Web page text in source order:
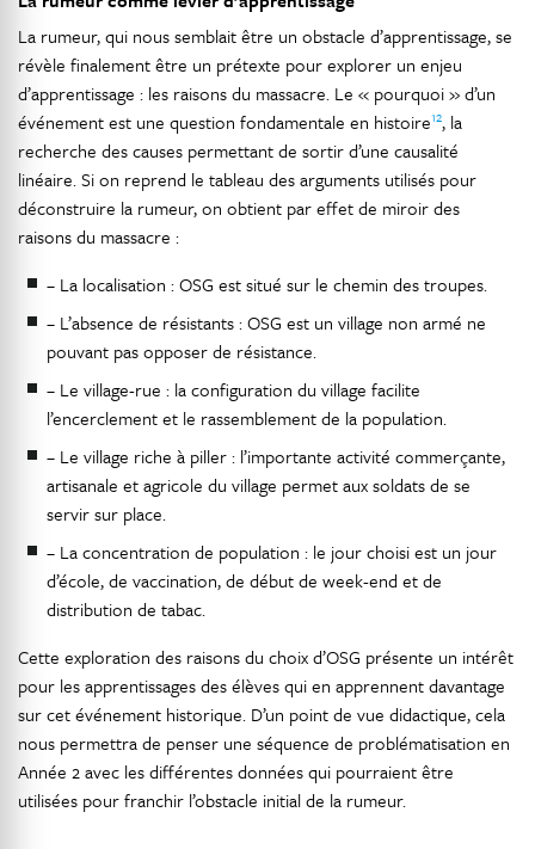
La rumeur, qui nous semblait être un obstacle d’apprentissage, se
révèle finalement être un prétexte pour explorer un enjeu
d’apprentissage : les raisons du massacre. Le « pourquoi » d’un
événement est une question fondamentale en histoire12, la
recherche des causes permettant de sortir d’une causalité
linéaire. Si on reprend le tableau des arguments utilisés pour
déconstruire la rumeur, on obtient par effet de miroir des
raisons du massacre :
– La localisation : OSG est situé sur le chemin des troupes.
– L’absence de résistants : OSG est un village non armé ne
pouvant pas opposer de résistance.
– Le village-rue : la configuration du village facilite
l’encerclement et le rassemblement de la population.
– Le village riche à piller : l’importante activité commerçante,
artisanale et agricole du village permet aux soldats de se
servir sur place.
– La concentration de population : le jour choisi est un jour
d’école, de vaccination, de début de week-end et de
distribution de tabac.
Cette exploration des raisons du choix d’OSG présente un intérêt
pour les apprentissages des élèves qui en apprennent davantage
sur cet événement historique. D’un point de vue didactique, cela
nous permettra de penser une séquence de problématisation en
Année 2 avec les différentes données qui pourraient être
utilisées pour franchir l’obstacle initial de la rumeur.